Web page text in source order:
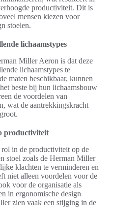
productiviteit. Dit is
mensen kiezen voor
stoelen.
lichaamstypes
Miller Aeron is dat deze
lichaamstypes te
maten beschikbaar, kunnen
beste bij hun lichaamsbouw
de voordelen van
wat de aantrekkingskracht
productiviteit
in de productiviteit op de
stoel zoals de Herman Miller
klachten te verminderen en
niet alleen voordelen voor de
voor de organisatie als
in ergonomische design
zien vaak een stijging in de